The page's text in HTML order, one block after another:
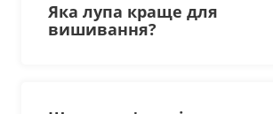
Яка лупа краще для
вишивання?